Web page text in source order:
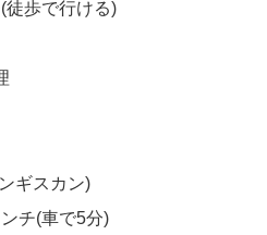
徒歩で行ける)
ギスカン)
チ(車で5分)